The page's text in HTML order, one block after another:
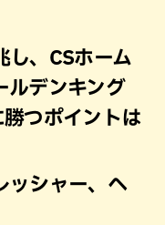
し、CSホーム
ルデンキング
つポイントは
ッシャー、ヘ